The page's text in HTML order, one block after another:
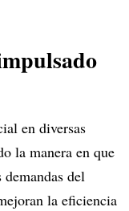
en diversas
la manera en que
demandas del
la eficiencia